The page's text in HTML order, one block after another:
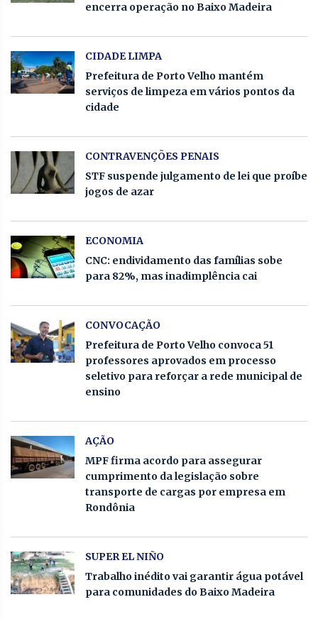
encerra operação no Baixo Madeira
CIDADE LIMPA
Prefeitura de Porto Velho mantém
serviços de limpeza em vários pontos da
cidade
CONTRAVENÇÕES PENAIS
STF suspende julgamento de lei que proíbe
jogos de azar
ECONOMIA
CNC: endividamento das famílias sobe
para 82%, mas inadimplência cai
CONVOCAÇÃO
Prefeitura de Porto Velho convoca 51
professores aprovados em processo
seletivo para reforçar a rede municipal de
ensino
AÇÃO
MPF firma acordo para assegurar
cumprimento da legislação sobre
transporte de cargas por empresa em
Rondônia
SUPER EL NIÑO
Trabalho inédito vai garantir água potável
para comunidades do Baixo Madeira